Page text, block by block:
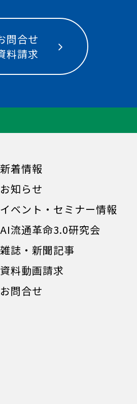
問合せ
料請求
新着情報
お知らせ
イベント・セミナー情報
AI流通革命3.0研究会
雑誌・新聞記事
資料動画請求
お問合せ